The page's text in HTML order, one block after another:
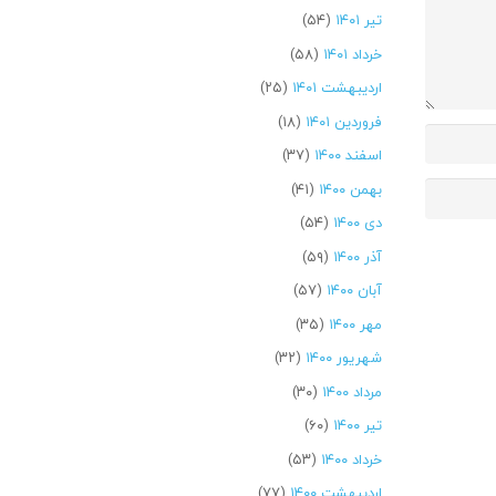
تیر ۱۴۰۱
(۵۴)
خرداد ۱۴۰۱
(۵۸)
اردیبهشت ۱۴۰۱
(۲۵)
فروردین ۱۴۰۱
(۱۸)
اسفند ۱۴۰۰
(۳۷)
بهمن ۱۴۰۰
(۴۱)
دی ۱۴۰۰
(۵۴)
آذر ۱۴۰۰
(۵۹)
آبان ۱۴۰۰
(۵۷)
مهر ۱۴۰۰
(۳۵)
شهریور ۱۴۰۰
(۳۲)
مرداد ۱۴۰۰
(۳۰)
تیر ۱۴۰۰
(۶۰)
خرداد ۱۴۰۰
(۵۳)